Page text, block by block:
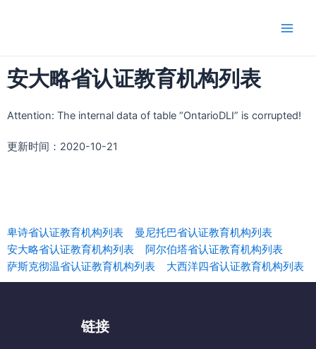
安大略省认证教育机构列表
Attention: The internal data of table “OntarioDLI” is corrupted!
更新时间：2020-10-21
卑诗省认证教育机构列表
曼尼托巴省认证教育机构列表
安大略省认证教育机构列表
阿尔伯塔省认证教育机构列表
萨斯克彻温省认证教育机构列表
大西洋四省认证教育机构列表
链接